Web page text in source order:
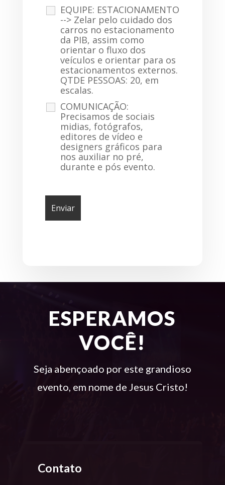
EQUIPE: ESTACIONAMENTO
--> Zelar pelo cuidado dos
carros no estacionamento
da PIB, assim como
orientar o fluxo dos
veículos e orientar para os
estacionamentos externos.
QTDE PESSOAS: 20, em
escalas.
COMUNICAÇÃO:
Precisamos de sociais
midias, fotógrafos,
editores de vídeo e
designers gráficos para
nos auxiliar no pré,
durante e pós evento.
ESPERAMOS
VOCÊ!
Seja abençoado por este grandioso
evento, em nome de Jesus Cristo!
Contato